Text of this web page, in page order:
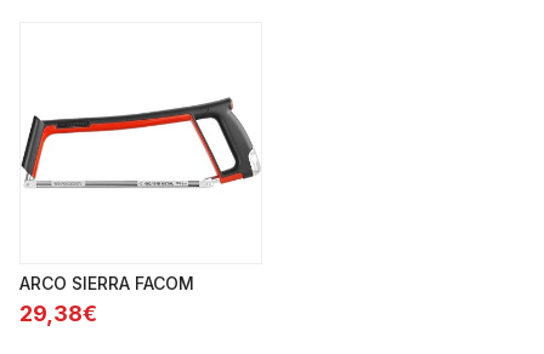
ARCO SIERRA FACOM
29,38€